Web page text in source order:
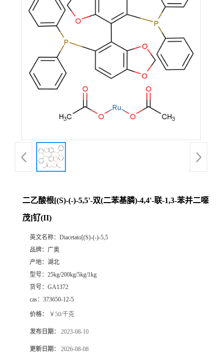
二乙酸根[(S)-(-)-5,5'-双(二苯基膦)-4,4'-联-1,3-苯并二噁
茂]钌(II)
英文名称： Diacetato[(S)-(-)-5,5
品牌： 广奥
产地： 湖北
型号： 25kg/200kg/5kg/1kg
货号： GA1372
cas： 373650-12-5
价格： ￥50/千克
发布日期： 2023-08-10
更新日期： 2026-08-08